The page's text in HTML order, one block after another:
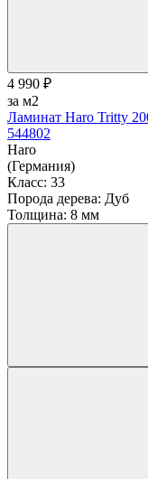
4 990 ₽
за м2
Ламинат Haro Tritty
544802
Haro
(Германия)
Класс: 33
Порода дерева: Дуб
Толщина: 8 мм